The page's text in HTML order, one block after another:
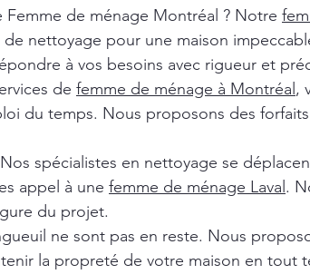
Femme de ménage Montréal ? Notre
nettoyage pour une maison
à vos besoins avec rigueur et
de femme de ménage à Montréal ,
du temps. Nous proposons des
spécialistes en nettoyage se
appel à une femme de ménage Laval .
du projet.
ne sont pas en reste. Nous
la propreté de votre maison en tout